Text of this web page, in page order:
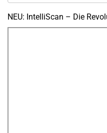
NEU: IntelliScan – Die